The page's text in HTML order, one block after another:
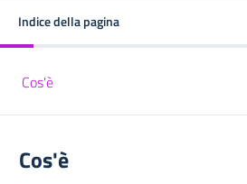
Indice della pagina
Cos'è
Cos'è